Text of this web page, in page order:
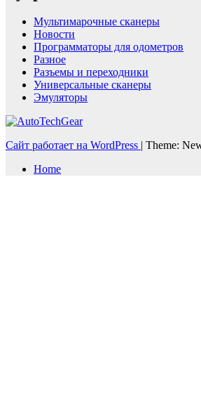
Мультимарочные сканеры
Новости
Программаторы для одометров
Разное
Разъемы и переходники
Универсальные сканеры
Эмуляторы
Сайт работает на WordPress | Theme:
Home